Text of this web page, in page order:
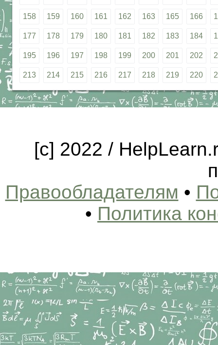
158 159 160 161 162 163 165 166
177 178 179 180 181 182 183 184
195 196 197 198 199 200 201 202
213 214 215 216 217 218 219 220
[c] 2022 /
Правообладателям •
• Политика